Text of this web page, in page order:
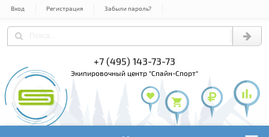
Вход Регистрация Забыли пароль?
+7 (495) 143-73-73
экипировочный центр "Спайн-Спорт"